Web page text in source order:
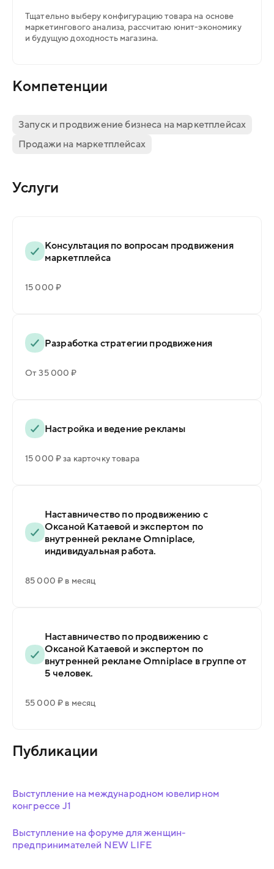
Тщательно выберу конфигурацию товара на основе
маркетингового анализа, рассчитаю юнит-экономику
и будущую доходность магазина.
Компетенции
Запуск и продвижение бизнеса на маркетплейсах
Продажи на маркетплейсах
Услуги
Консультация по вопросам продвижения
маркетплейса
15 000 ₽
Разработка стратегии продвижения
От 35 000 ₽
Настройка и ведение рекламы
15 000 ₽ за карточку товара
Наставничество по продвижению с
Оксаной Катаевой и экспертом по
внутренней рекламе Omniplace,
индивидуальная работа.
85 000 ₽ в месяц
Наставничество по продвижению с
Оксаной Катаевой и экспертом по
внутренней рекламе Omniplace в группе от
5 человек.
55 000 ₽ в месяц
Публикации
Выступление на международном ювелирном
конгрессе J1
Выступление на форуме для женщин-
предпринимателей NEW LIFE